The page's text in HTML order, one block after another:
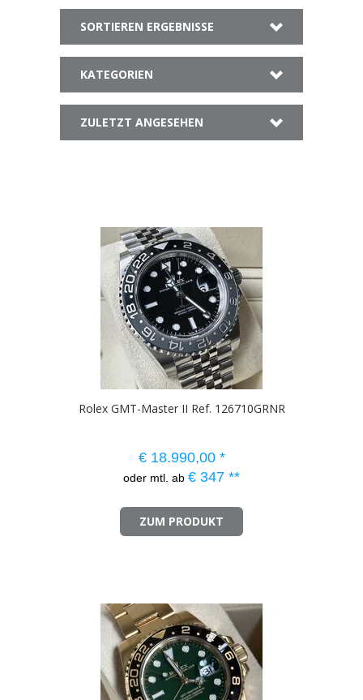
SORTIEREN ERGEBNISSE
KATEGORIEN
ZULETZT ANGESEHEN
Rolex GMT-Master II Ref. 126710GRNR
€18.990,00 *
oder mtl. ab € 347 **
ZUM PRODUKT